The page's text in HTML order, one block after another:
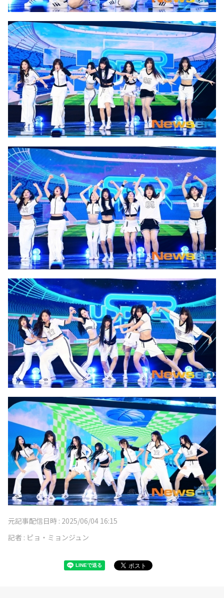
元記事配信日時 : 2025/06/04 16:15
記者 : ピョ・ミョンジュン